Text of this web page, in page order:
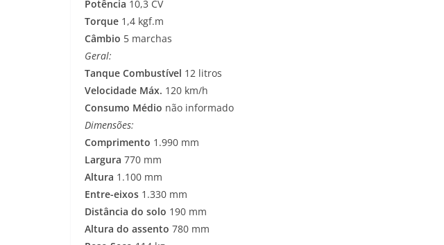
Potência 10,3 CV
Torque 1,4 kgf.m
Câmbio 5 marchas
Geral:
Tanque Combustível 12 litros
Velocidade Máx. 120 km/h
Consumo Médio não informado
Dimensões:
Comprimento 1.990 mm
Largura 770 mm
Altura 1.100 mm
Entre-eixos 1.330 mm
Distância do solo 190 mm
Altura do assento 780 mm